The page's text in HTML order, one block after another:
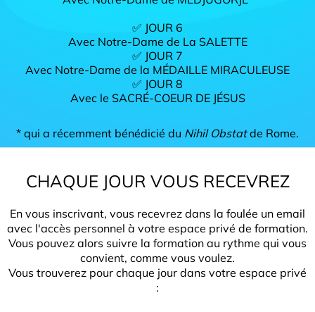
✅ JOUR 6
Avec Notre-Dame de La SALETTE
✅ JOUR 7
Avec Notre-Dame de la MÉDAILLE MIRACULEUSE
✅ JOUR 8
Avec le SACRÉ-COEUR DE JÉSUS
* qui a récemment bénédicié du Nihil Obstatde Rome.
CHAQUE JOUR VOUS RECEVREZ
En vous inscrivant, vous recevrez dans la foulée un email
avec l'accès personnel à votre espace privé de formation.
Vous pouvez alors suivre la formation au rythme qui vous
convient, comme vous voulez.
Vous trouverez pour chaque jour dans votre espace privé
: